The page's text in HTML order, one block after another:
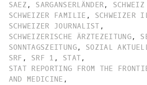
SAEZ , SARGANSERLÄNDER,
SCHWEIZER FAMILIE , SCHWEIZER
SCHWEIZER JOURNALIST ,
SCHWEIZERISCHE ÄRZTEZEITUNG,
SONNTAGSZEITUNG, SOZIAL
SRF , SRF 1 , STAT,
STAT REPORTING FROM THE
AND MEDICINE ,